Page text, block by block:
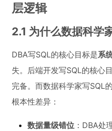
层逻辑
2.1 为什么数据科学
DBA写SQL的核心目标是系
失。后端开发写SQL的核心
完备。而数据科学家写SQL
根本性差异：
数据量级错位 ：DBA处